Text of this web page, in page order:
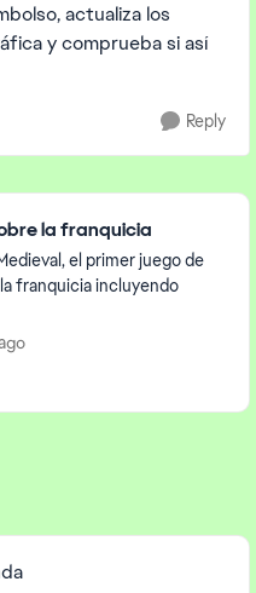
actualiza los
y comprueba si así
Reply
la franquicia
el primer juego de
franquicia incluyendo